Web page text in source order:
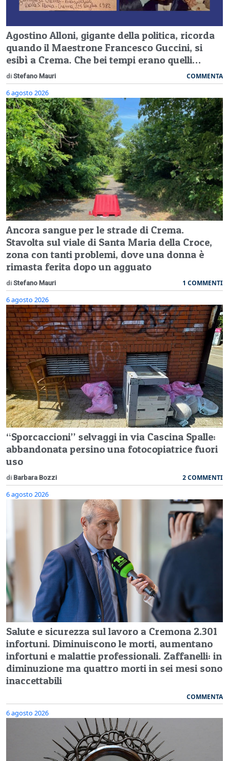
Agostino Alloni, gigante della politica, ricorda
quando il Maestrone Francesco Guccini, si
esibì a Crema. Che bei tempi erano quelli…
di Stefano Mauri COMMENTA
6 agosto 2026
Ancora sangue per le strade di Crema.
Stavolta sul viale di Santa Maria della Croce,
zona con tanti problemi, dove una donna è
rimasta ferita dopo un agguato
di Stefano Mauri 1 COMMENTI
6 agosto 2026
“Sporcaccioni” selvaggi in via Cascina Spalle:
abbandonata persino una fotocopiatrice fuori
uso
di Barbara Bozzi 2 COMMENTI
6 agosto 2026
Salute e sicurezza sul lavoro a Cremona 2.301
infortuni. Diminuiscono le morti, aumentano
infortuni e malattie professionali. Zaffanelli: in
diminuzione ma quattro morti in sei mesi sono
inaccettabili
COMMENTA
6 agosto 2026